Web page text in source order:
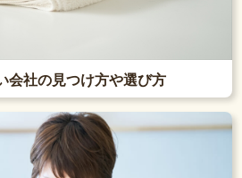
会社の見つけ方や選び方